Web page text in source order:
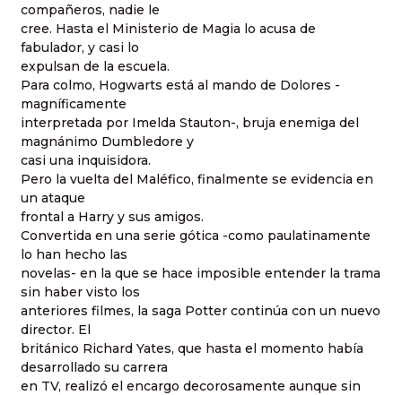
compañeros, nadie le
cree. Hasta el Ministerio de Magia lo acusa de
fabulador, y casi lo
expulsan de la escuela.
Para colmo, Hogwarts está al mando de Dolores -
magníficamente
interpretada por Imelda Stauton-, bruja enemiga del
magnánimo Dumbledore y
casi una inquisidora.
Pero la vuelta del Maléfico, finalmente se evidencia en
un ataque
frontal a Harry y sus amigos.
Convertida en una serie gótica -como paulatinamente
lo han hecho las
novelas- en la que se hace imposible entender la trama
sin haber visto los
anteriores filmes, la saga Potter continúa con un nuevo
director. El
británico Richard Yates, que hasta el momento había
desarrollado su carrera
en TV, realizó el encargo decorosamente aunque sin